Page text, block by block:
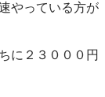
やっている方が
に２３０００円